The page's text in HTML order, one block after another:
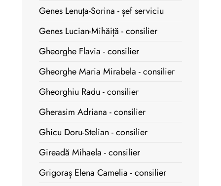
Genes Lenuța-Sorina - șef serviciu
Genes Lucian-Mihăiță - consilier
Gheorghe Flavia - consilier
Gheorghe Maria Mirabela - consilier
Gheorghiu Radu - consilier
Gherasim Adriana - consilier
Ghicu Doru-Stelian - consilier
Gireadă Mihaela - consilier
Grigoraș Elena Camelia - consilier